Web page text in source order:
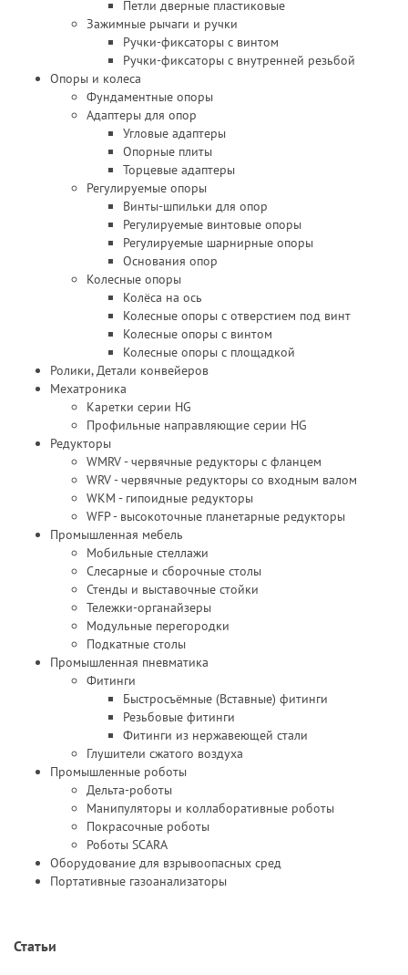
Петли дверные пластиковые
Зажимные рычаги и ручки
Ручки-фиксаторы c винтом
Ручки-фиксаторы c внутренней резьбой
Опоры и колеса
Фундаментные опоры
Адаптеры для опор
Угловые адаптеры
Опорные плиты
Торцевые адаптеры
Регулируемые опоры
Винты-шпильки для опор
Регулируемые винтовые опоры
Регулируемые шарнирные опоры
Основания опор
Колесные опоры
Колёса на ось
Колесные опоры с отверстием под винт
Колесные опоры с винтом
Колесные опоры с площадкой
Ролики, Детали конвейеров
Мехатроника
Каретки серии HG
Профильные направляющие серии HG
Редукторы
WMRV - червячные редукторы с фланцем
WRV - червячные редукторы со входным валом
WKM - гипоидные редукторы
WFP - высокоточные планетарные редукторы
Промышленная мебель
Мобильные стеллажи
Слесарные и сборочные столы
Стенды и выставочные стойки
Тележки-органайзеры
Модульные перегородки
Подкатные столы
Промышленная пневматика
Фитинги
Быстросъёмные (Вставные) фитинги
Резьбовые фитинги
Фитинги из нержавеющей стали
Глушители сжатого воздуха
Промышленные роботы
Дельта-роботы
Манипуляторы и коллаборативные роботы
Покрасочные роботы
Роботы SCARA
Оборудование для взрывоопасных сред
Портативные газоанализаторы
Статьи